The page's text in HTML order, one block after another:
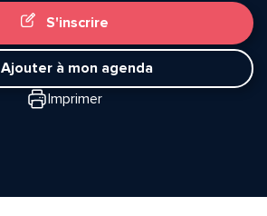
S'inscrire
Ajouter à mon agenda
Imprimer